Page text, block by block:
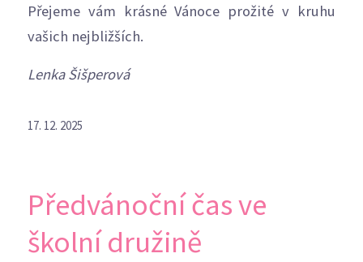
Přejeme vám krásné Vánoce prožité v kruhu
vašich nejbližších.
Lenka Šišperová
17. 12. 2025
Předvánoční čas ve
školní družině